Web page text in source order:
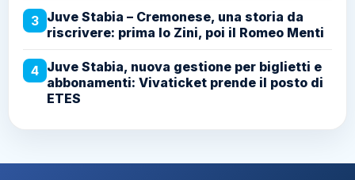
3 Juve Stabia – Cremonese, una storia da
riscrivere: prima lo Zini, poi il Romeo Menti
4 Juve Stabia, nuova gestione per biglietti e
abbonamenti: Vivaticket prende il posto di
ETES